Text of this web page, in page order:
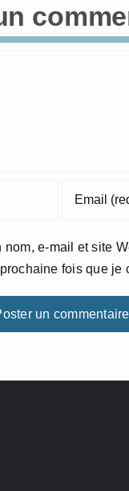
nom, e-mail et site
fois que je